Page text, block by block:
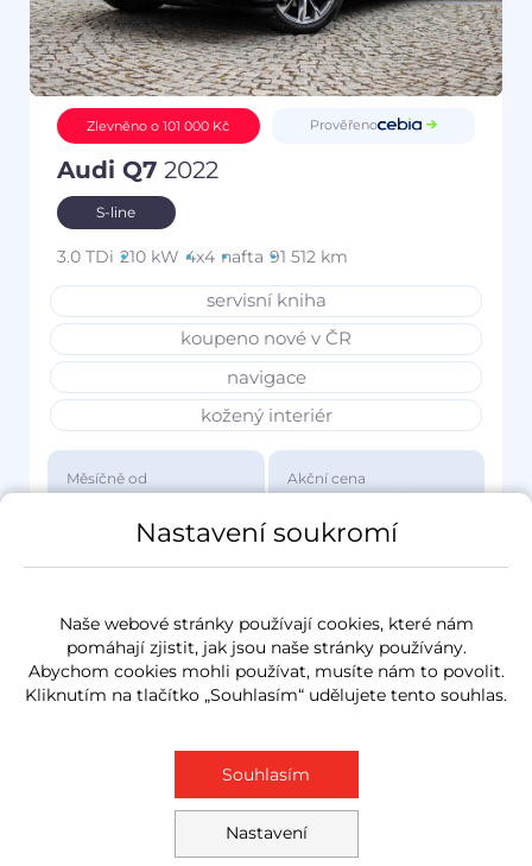
Zlevněno o 101 000 Kč Prověřeno
Audi Q7 2022
S-line
3.0 TDi 210 kW 4x4 nafta 91 512 km
servisní kniha
koupeno nové v ČR
navigace
kožený interiér
Měsíčně od
3 417 Kč
Akční cena
1 149 000 Kč
Nastavení soukromí
Naše webové stránky používají cookies, které nám
pomáhají zjistit, jak jsou naše stránky používány.
Abychom cookies mohli používat, musíte nám to povolit.
Kliknutím na tlačítko „Souhlasím“ udělujete tento souhlas.
Nastavení
Souhlasím